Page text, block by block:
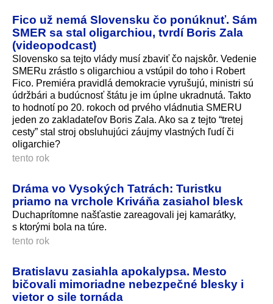
Fico už nemá Slovensku čo ponúknuť. Sám
SMER sa stal oligarchiou, tvrdí Boris Zala
(videopodcast)
Slovensko sa tejto vlády musí zbaviť čo najskôr. Vedenie
SMERu zrástlo s oligarchiou a vstúpil do toho i Robert
Fico. Premiéra pravidlá demokracie vyrušujú, ministri sú
údržbári a budúcnosť štátu je im úplne ukradnutá. Takto
to hodnotí po 20. rokoch od prvého vládnutia SMERU
jeden zo zakladateľov Boris Zala. Ako sa z tejto “tretej
cesty” stal stroj obsluhujúci záujmy vlastných ľudí či
oligarchie?
tento rok
Dráma vo Vysokých Tatrách: Turistku
priamo na vrchole Kriváňa zasiahol blesk
Duchaprítomne našťastie zareagovali jej kamarátky,
s ktorými bola na túre.
tento rok
Bratislavu zasiahla apokalypsa. Mesto
bičovali mimoriadne nebezpečné blesky i
vietor o sile tornáda